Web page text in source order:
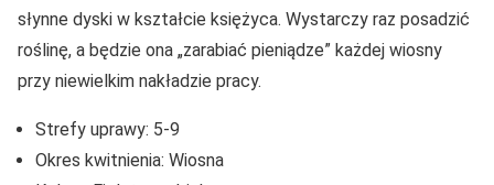
słynne dyski w kształcie księżyca. Wystarczy raz posadzić
roślinę, a będzie ona „zarabiać pieniądze” każdej wiosny
przy niewielkim nakładzie pracy.
Strefy uprawy: 5-9
Okres kwitnienia: Wiosna